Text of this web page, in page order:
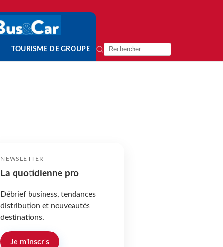
TOURISME DE GROUPE
NEWSLETTER
La quotidienne pro
Débrief business, tendances
distribution et nouveautés
destinations.
Je m'inscris